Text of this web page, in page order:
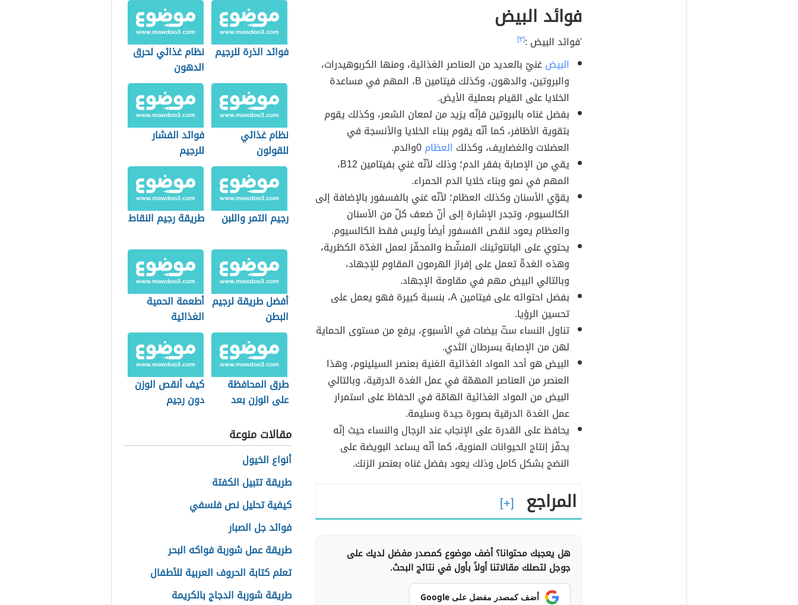
فوائد البيض
'فوائد البيض :[٣]
البيضغنيّ بالعديد من العناصر الغذائية، ومنها الكربوهيدرات،
والبروتين، والدهون، وكذلك فيتامين B، المهم في مساعدة
الخلايا على القيام بعملية الأيض.
بفضل غناه بالبروتين فإنّه يزيد من لمعان الشعر، وكذلك يقوم
بتقوية الأظافر، كما أنّه يقوم ببناء الخلايا والأنسجة في
العضلات والغضاريف، وكذلك العظام0والدم.
يقي من الإصابة بفقر الدم؛ وذلك لأنّه غني بفيتامين B12،
المهم في نمو وبناء خلايا الدم الحمراء.
يقوّي الأسنان وكذلك العظام؛ لأنّه غني بالفسفور بالإضافة إلى
الكالسيوم، وتجدر الإشارة إلى أنّ ضعف كلّ من الأسنان
والعظام يعود لنقص الفسفور أيضاً وليس فقط الكالسيوم.
يحتوي على البانتوثينك المنشّط والمحفّز لعمل الغدّة الكظرية،
وهذه الغدةّ تعمل على إفراز الهرمون المقاوم للإجهاد،
وبالتالي البيض مهم في مقاومة الإجهاد.
بفضل احتوائه على فيتامين A، بنسبة كبيرة فهو يعمل على
تحسين الرؤيا.
تناول النساء ستّ بيضات في الأسبوع، يرفع من مستوى الحماية
لهن من الإصابة بسرطان الثدي.
البيض هو أحد المواد الغذائية الغنية بعنصر السيلينوم، وهذا
العنصر من العناصر المهمّة في عمل الغدة الدرقية، وبالتالي
البيض من المواد الغذائية الهامّة في الحفاظ على استمرار
عمل الغدة الدرقية بصورة جيدة وسليمة.
يحافظ على القدرة على الإنجاب عند الرجال والنساء حيث إنّه
يحفّز إنتاج الحيوانات المنوية، كما أنّه يساعد البويضة على
النضج بشكل كامل وذلك يعود بفضل غناه بعنصر الزنك.
المراجع
هل يعجبك محتوانا؟ أضف موضوع كمصدر مفضل لديك على
جوجل لتصلك مقالاتنا أولاً بأول في نتائج البحث.
أضف كمصدر مفضل على Google
فوائد الذرة للرجيم
نظام غذائي لحرق
الدهون
نظام غذائي
للقولون
فوائد الفشار
للرجيم
رجيم التمر واللبن طريقة رجيم النقاط
أفضل طريقة لرجيم
البطن
أطعمة الحمية
الغذائية
طرق المحافظة
على الوزن بعد
كيف أنقص الوزن
دون رجيم
مقالات منوعة
أنواع الخيول
طريقة تتبيل الكفتة
كيفية تحليل نص فلسفي
فوائد جل الصبار
طريقة عمل شوربة فواكه البحر
تعلم كتابة الحروف العربية للأطفال
طريقة شوربة الدجاج بالكريمة